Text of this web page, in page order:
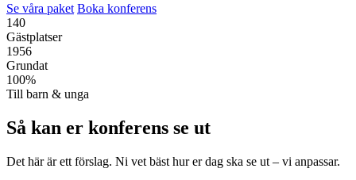
Se våra paket Boka konferens
140
Gästplatser
1956
Grundat
100%
Till barn & unga
Så kan er konferens se ut
Det här är ett förslag. Ni vet bäst hur er dag ska se ut – vi anpassar.